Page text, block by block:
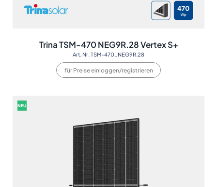
Trina TSM-470 NEG9R.28 Vertex S+
Art. Nr. TSM-470_NEG9R.28
für Preise einloggen/registrieren
NEU